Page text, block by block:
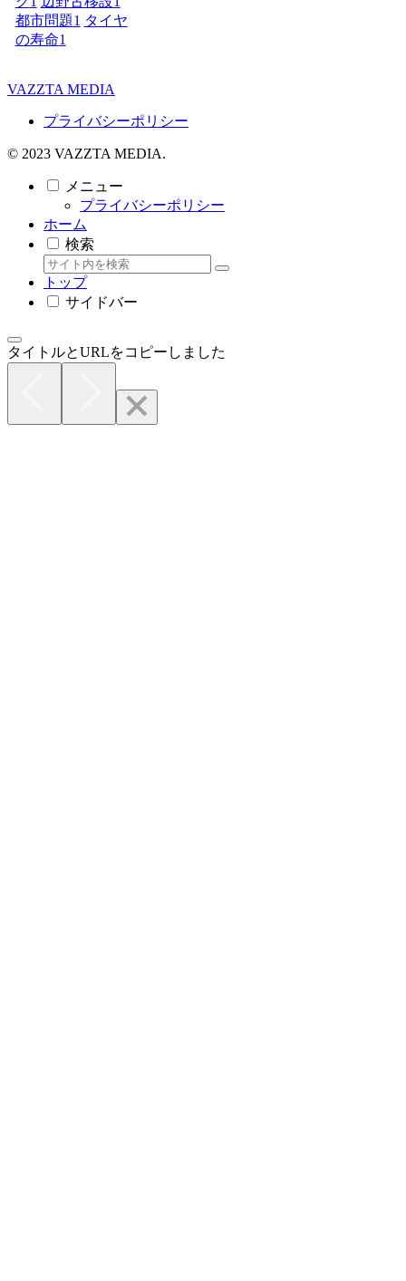
都市問題1 タイヤ
の寿命1
VAZZTA MEDIA
プライバシーポリシー
© 2023 VAZZTA MEDIA.
メニュー
プライバシーポリシー
ホーム
検索
トップ
サイドバー
タイトルとURLをコピーしました